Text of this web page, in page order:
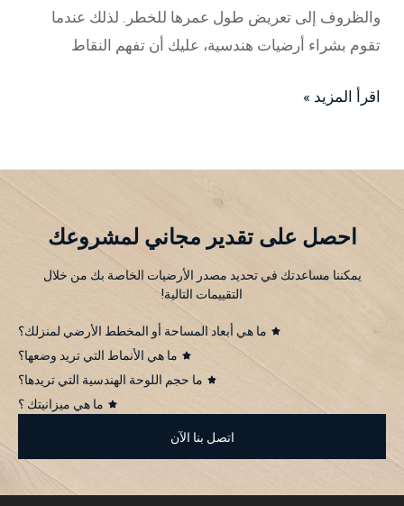
والظروف إلى تعريض طول عمرها للخطر. لذلك عندما
تقوم بشراء أرضيات هندسية، عليك أن تفهم النقاط
اقرأ المزيد »
احصل على تقدير مجاني لمشروعك
يمكننا مساعدتك في تحديد مصدر الأرضيات الخاصة بك من خلال
التقييمات التالية!
ما هي أبعاد المساحة أو المخطط الأرضي لمنزلك؟
ما هي الأنماط التي تريد وضعها؟
ما حجم اللوحة الهندسية التي تريدها؟
ما هي ميزانيتك ؟
اتصل بنا الآن